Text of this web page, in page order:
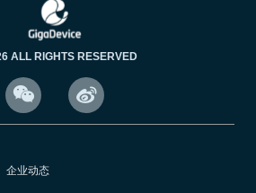
ALL RIGHTS RESERVED
 
企业动态